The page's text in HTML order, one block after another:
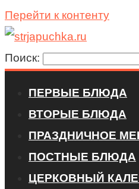
Перейти к контенту
Поиск:
ПЕРВЫЕ БЛЮДА
ВТОРЫЕ БЛЮДА
ПРАЗДНИЧНОЕ
ПОСТНЫЕ БЛЮДА
ЦЕРКОВНЫЙ